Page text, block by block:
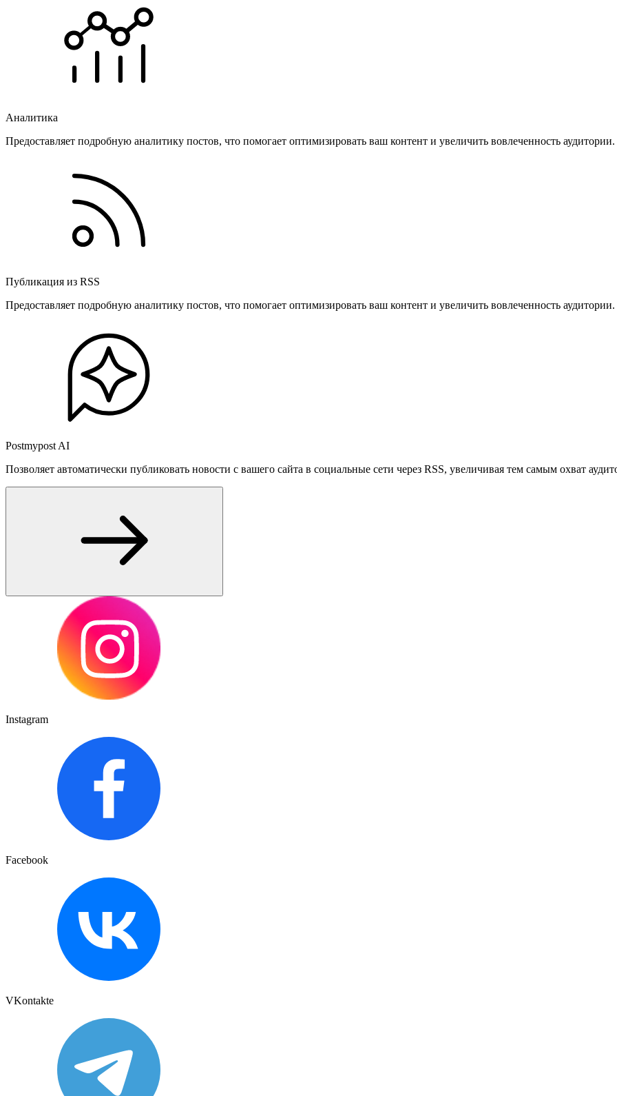
Аналитика
Предоставляет подробную аналитику постов, что помогает оптимизировать ваш контент и увеличить вовлеченность аудитории.
Публикация из RSS
Предоставляет подробную аналитику постов, что помогает оптимизировать ваш контент и увеличить вовлеченность аудитории.
Postmypost AI
Позволяет автоматически публиковать новости с вашего сайта в социальные сети через RSS, увеличивая тем самым охват
Instagram
Facebook
VKontakte